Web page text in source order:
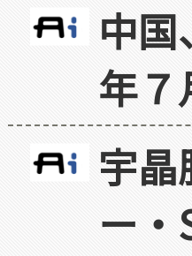
中
年７
宇
ー